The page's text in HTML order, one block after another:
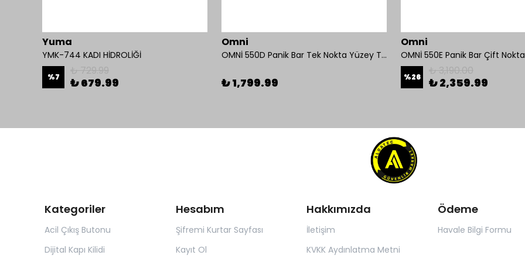
Yuma
YMK-744 KADI HİDROLİĞİ
%7 ₺ 679.99
Omni
OMNİ 550D Panik Bar Tek Nokta Yüzey Tip
₺ 1,799.99
Omni
%26 ₺ 2,359.99
Kategoriler
Acil Çıkış Butonu
Dijital Kapı Kilidi
Hesabım
Şifremi Kurtar Sayfası
Kayıt Ol
Hakkımızda
İletişim
KVKK Aydınlatma Metni
Ödeme
Havale Bilgi Formu